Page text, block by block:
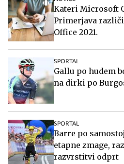
Kateri Microsoft
Primerjava
Office 2021.
SPORTAL
Gallu po hudem
na dirki po
SPORTAL
Barre po
etapne zmage,
razvrstitvi odprt